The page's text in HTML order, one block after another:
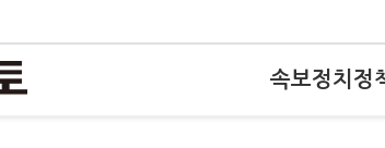
속보정치 정